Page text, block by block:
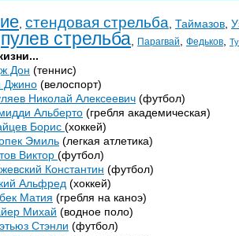
стендовая стрельба Таймазов
пулев стрельба Парагвай Федьков
Дон (теннис)
Джино (велоспорт)
Николай Алексеевич (футбол)
Альберто (гребля академическая)
Борис (хоккей)
Эмиль (легкая атлетика)
Виктор (футбол)
Константин (футбол)
Альфред (хоккей)
Матия (гребля на каноэ)
Михай (водное поло)
Стэнли (футбол)